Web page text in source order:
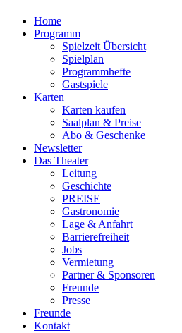
Home
Programm
Spielzeit Übersicht
Spielplan
Programmhefte
Gastspiele
Karten
Karten kaufen
Saalplan & Preise
Abo & Geschenke
Newsletter
Das Theater
Leitung
Geschichte
PREISE
Gastronomie
Lage & Anfahrt
Barrierefreiheit
Jobs
Vermietung
Partner & Sponsoren
Freunde
Presse
Freunde
Kontakt